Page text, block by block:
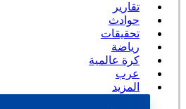
تقارير
حوادث
تحقيقات
رياضة
كرة عالمية
عرب
المزيد